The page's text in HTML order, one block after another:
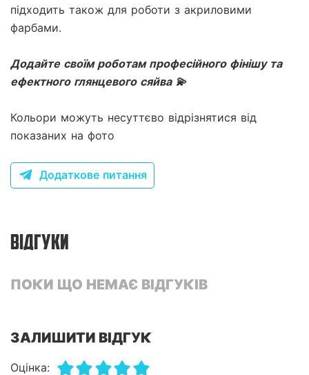
підходить також для роботи з акриловими
фарбами.
Додайте своїм роботам професійного фінішу та
ефектного глянцевого сяйва 💫
Кольори можуть несуттєво відрізнятися від
показаних на фото
Додаткове питання
ВІДГУКИ
ПОКИ ЩО НЕМАЄ ВІДГУКІВ
ЗАЛИШИТИ ВІДГУК
Оцінка: